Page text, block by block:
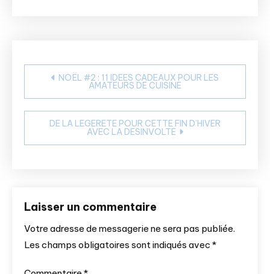
Navigation
de
l’article
NOËL #2 : 11 IDEES CADEAUX POUR LES
AMATEURS DE CUISINE
DE LA LEGERETE POUR CETTE FIN D’HIVER
AVEC LA DESINVOLTE
Laisser un commentaire
Votre adresse de messagerie ne sera pas publiée.
Les champs obligatoires sont indiqués avec *